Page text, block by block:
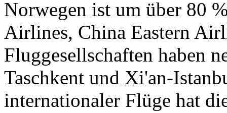
Norwegen ist um über 80
Airlines, China Eastern
Fluggesellschaften haben
Taschkent und Xi'an-
internationaler Flüge hat